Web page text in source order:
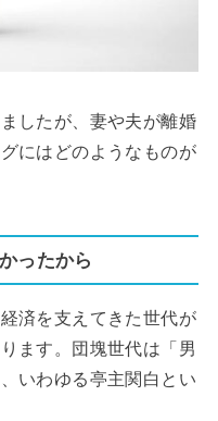
したが、妻や夫が離婚
にはどのようなものが
ったから
済を支えてきた世代が
ます。団塊世代は「男
いわゆる亭主関白とい